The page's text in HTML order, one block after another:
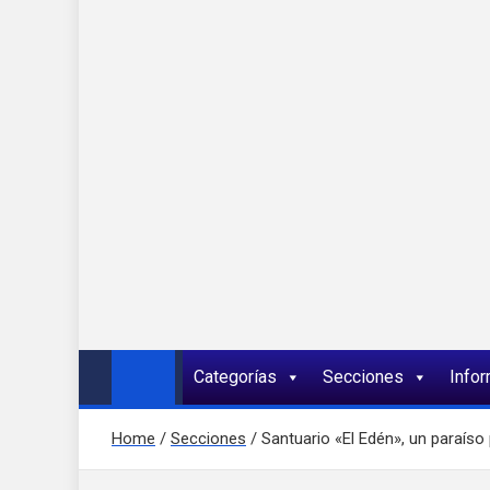
Categorías Secciones
Home Secciones Santuario «El Edén», un